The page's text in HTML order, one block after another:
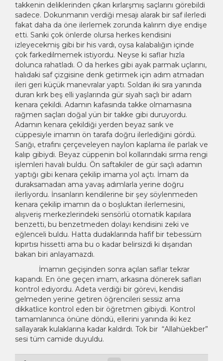
takkenin deliklerinden çıkan kırlarşmış saçlarını görebildi
sadece. Dokunmanın verdiği mesajı alarak bir saf ilerledi
fakat daha da öne ilerlemek zorunda kalırım diye endişe
etti. Sanki çok önlerde olursa herkes kendisini
izleyecekmiş gibi bir his vardı, oysa kalabalığın içinde
çok farkedilmemek istiyordu. Neyse ki saflar hızla
dolunca rahatladı. O da herkes gibi ayak parmak uçlarını,
halıdaki saf çizgisine denk getirmek için adım atmadan
ileri geri küçük manevralar yaptı. Soldan iki sıra yanında
duran kırk beş elli yaşlarında gür siyah saçlı bir adam
kenara çekildi. Adamın kafasında takke olmamasına
rağmen saçları doğal yün bir takke gibi duruyordu.
Adamın kenara çekildiği yerden beyaz sarık ve
cüppesiyle imamın ön tarafa doğru ilerlediğini gördü.
Sarığı, etrafını çerçeveleyen naylon kaplama ile parlak ve
kalıp gibiydi. Beyaz cüppenin bol kollarındaki sırma rengi
işlemleri havalı buldu. Ön saftakiler de gür saçlı adamın
yaptığı gibi kenara çekilip imama yol açtı. İmam da
duraksamadan ama yavaş adımlarla yerine doğru
ilerliyordu. İnsanların kendilerine bir şey söylenmeden
kenara çekilip imamın da o boşluktan ilerlemesini,
alışveriş merkezlerindeki sensörlü otomatik kapılara
benzetti, bu benzetmeden dolayı kendisini zeki ve
eğlenceli buldu. Hatta dudaklarında hafif bir tebessüm
kıpırtısı hissetti ama bu o kadar belirsizdi ki dışarıdan
bakan biri anlayamazdı.
İmamın geçişinden sonra açılan saflar tekrar
kapandı. En öne geçen imam, arkasına dönerek safları
kontrol ediyordu. Adeta verdiği bir görevi, kendisi
gelmeden yerine getiren öğrencileri sessiz ama
dikkatlice kontrol eden bir öğretmen gibiydi. Kontrol
tamamlanınca önüne döndü, ellerini yanında iki kez
sallayarak kulaklarına kadar kaldırdı. Tok bir “Allahüekber”
sesi tüm camide duyuldu.